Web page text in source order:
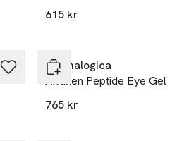
615 kr
Dermalogica
Awaken Peptide Eye Gel
765 kr